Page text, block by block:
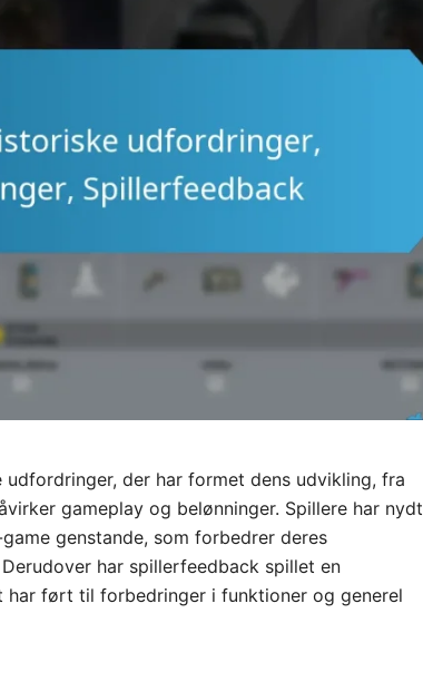
der har formet dens udvikling, fra
gameplay og belønninger. Spillere har nydt
genstande, som forbedrer deres
har spillerfeedback spillet en
ført til forbedringer i funktioner og generel